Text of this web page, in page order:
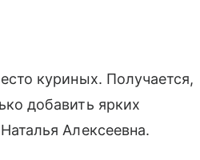
куриных. Получается,
добавить ярких
Алексеевна.